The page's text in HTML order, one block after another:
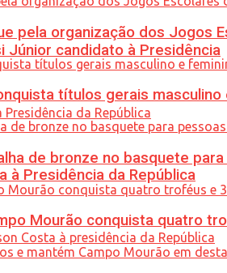
Júnior candidato à Presidência
à Presidência da República
pela organização dos Jogos
títulos gerais
de bronze no basquete
Mourão conquista quatro